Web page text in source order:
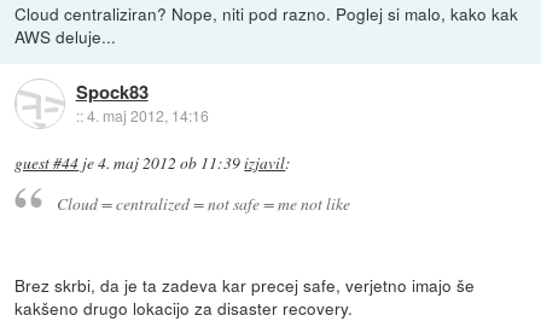
Cloud centraliziran? Nope, niti pod razno. Poglej si malo, kako kak
AWS deluje...
Spock83
::4. maj 2012, 14:16
guest #44 je4. maj 2012 ob 11:39izjavil:
Cloud = centralized = not safe = me not like
Brez skrbi, da je ta zadeva kar precej safe, verjetno imajo še
kakšeno drugo lokacijo za disaster recovery.